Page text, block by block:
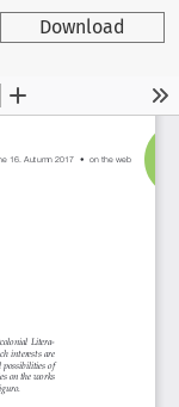
Download